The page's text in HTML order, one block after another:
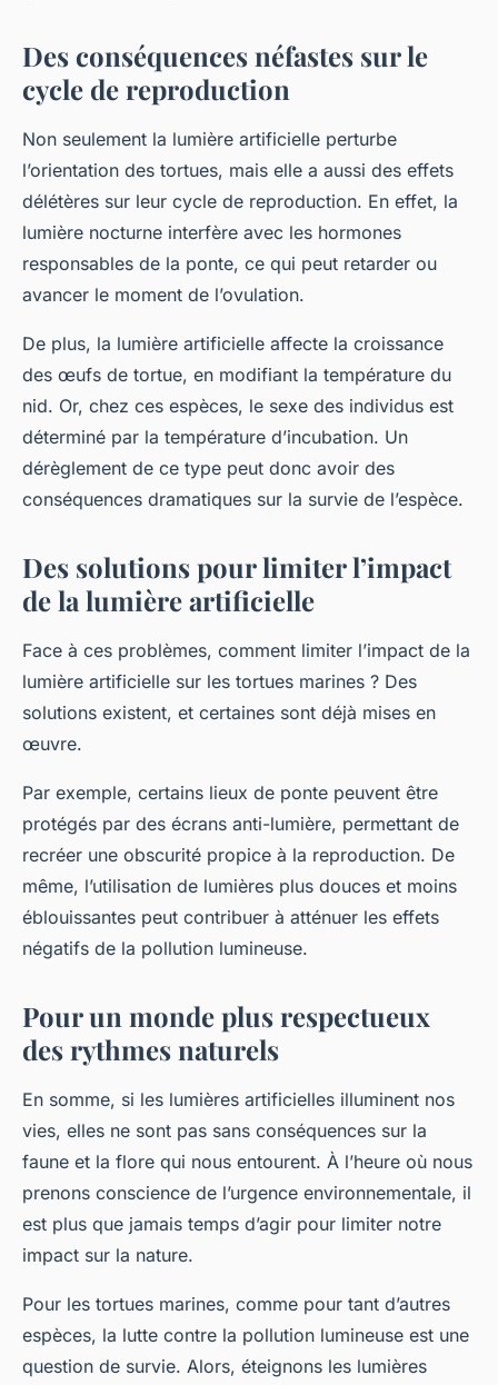
Des conséquences néfastes sur le
cycle de reproduction
Non seulement la lumière artificielle perturbe
l’orientation des tortues, mais elle a aussi des effets
délétères sur leur cycle de reproduction. En effet, la
lumière nocturne interfère avec les hormones
responsables de la ponte, ce qui peut retarder ou
avancer le moment de l’ovulation.
De plus, la lumière artificielle affecte la croissance
des œufs de tortue, en modifiant la température du
nid. Or, chez ces espèces, le sexe des individus est
déterminé par la température d’incubation. Un
dérèglement de ce type peut donc avoir des
conséquences dramatiques sur la survie de l’espèce.
Des solutions pour limiter l’impact
de la lumière artificielle
Face à ces problèmes, comment limiter l’impact de la
lumière artificielle sur les tortues marines ? Des
solutions existent, et certaines sont déjà mises en
œuvre.
Par exemple, certains lieux de ponte peuvent être
protégés par des écrans anti-lumière, permettant de
recréer une obscurité propice à la reproduction. De
même, l’utilisation de lumières plus douces et moins
éblouissantes peut contribuer à atténuer les effets
négatifs de la pollution lumineuse.
Pour un monde plus respectueux
des rythmes naturels
En somme, si les lumières artificielles illuminent nos
vies, elles ne sont pas sans conséquences sur la
faune et la flore qui nous entourent. À l’heure où nous
prenons conscience de l’urgence environnementale, il
est plus que jamais temps d’agir pour limiter notre
impact sur la nature.
Pour les tortues marines, comme pour tant d’autres
espèces, la lutte contre la pollution lumineuse est une
question de survie. Alors, éteignons les lumières